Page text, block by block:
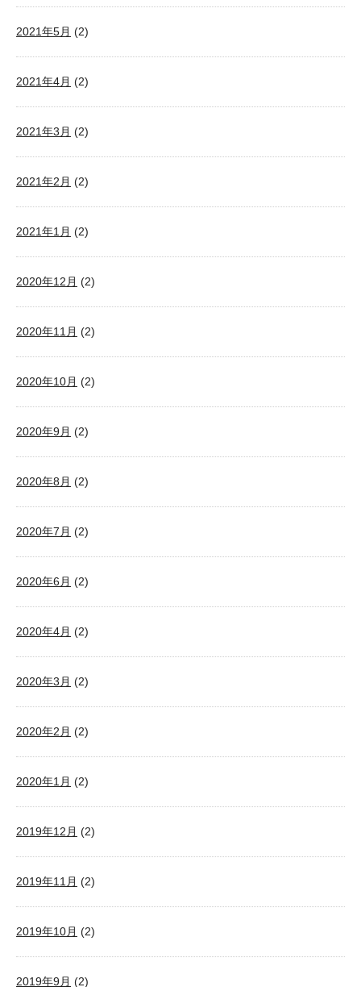
2021年5月 (2)
2021年4月 (2)
2021年3月 (2)
2021年2月 (2)
2021年1月 (2)
2020年12月 (2)
2020年11月 (2)
2020年10月 (2)
2020年9月 (2)
2020年8月 (2)
2020年7月 (2)
2020年6月 (2)
2020年4月 (2)
2020年3月 (2)
2020年2月 (2)
2020年1月 (2)
2019年12月 (2)
2019年11月 (2)
2019年10月 (2)
2019年9月 (2)